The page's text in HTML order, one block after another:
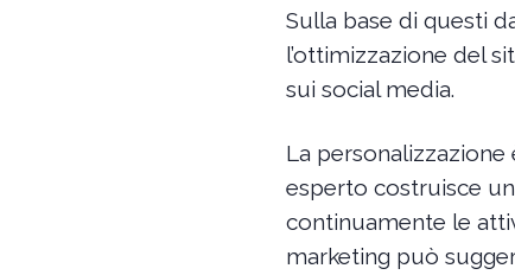
Sulla base di questi
l’ottimizzazione del
sui social media.
La personalizzazione
esperto costruisce
continuamente le
marketing può